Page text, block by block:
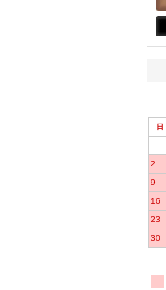
日
2
9
16
23
30